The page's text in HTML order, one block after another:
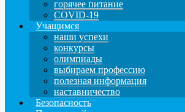
горячее питание
COVID-19
Учащимся
наши успехи
конкурсы
олимпиады
выбираем профессию
полезная информация
наставничество
Безопасность